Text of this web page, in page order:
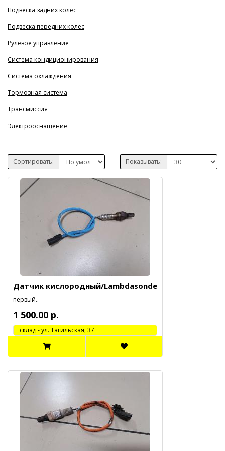
Подвеска задних колес
Подвеска передних колес
Рулевое управление
Система кондиционирования
Система охлаждения
Тормозная система
Трансмиссия
Электрооснащение
Сортировать: Показывать:
Датчик кислородный/Lambdasonde
первый..
1 500.00 р.
cклад - ул. Тагильская, 37